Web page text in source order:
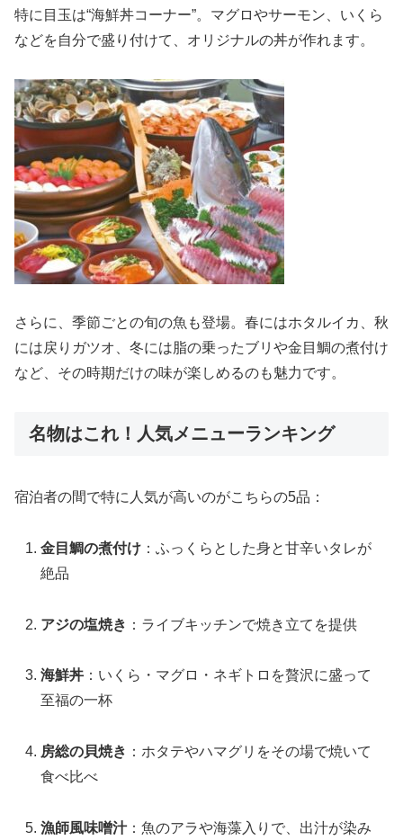
特に目玉は“海鮮丼コーナー”。マグロやサーモン、いくら
などを自分で盛り付けて、オリジナルの丼が作れます。
さらに、季節ごとの旬の魚も登場。春にはホタルイカ、秋
には戻りガツオ、冬には脂の乗ったブリや金目鯛の煮付け
など、その時期だけの味が楽しめるのも魅力です。
名物はこれ！人気メニューランキング
宿泊者の間で特に人気が高いのがこちらの5品：
金目鯛の煮付け ：ふっくらとした身と甘辛いタレが
絶品
アジの塩焼き ：ライブキッチンで焼き立てを提供
海鮮丼 ：いくら・マグロ・ネギトロを贅沢に盛って
至福の一杯
房総の貝焼き ：ホタテやハマグリをその場で焼いて
食べ比べ
漁師風味噌汁：魚のアラや海藻入りで、出汁が染み